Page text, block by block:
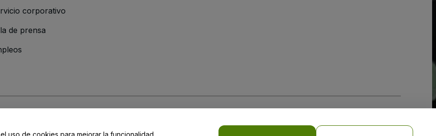
corporativo
de prensa
y de laPolítica de Privacidad para Móviles
uso de cookies para mejorar la funcionalidad